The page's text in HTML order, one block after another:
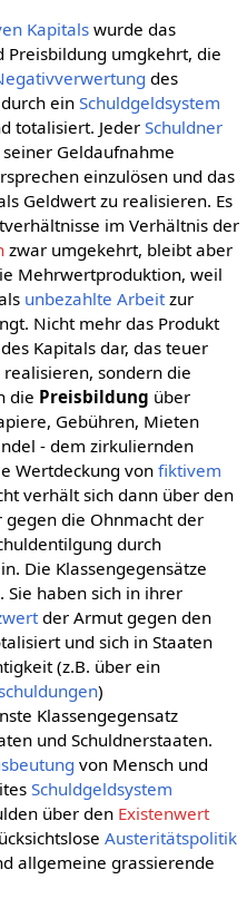
Kapitalswurde das
Preisbildung umgkehrt, die
des
ein Schuldgeldsystem
totalisiert. JederSchuldner
Geldaufnahme
einzulösen und das
Geldwert zu realisieren. Es
im Verhältnis der
zwar umgekehrt, bleibt aber
Mehrwertproduktion, weil
unbezahlte Arbeitzur
Nicht mehr das Produkt
Kapitals dar, das teuer
sondern die
die Preisbildung über
Gebühren, Mieten
- dem zirkuliernden
Wertdeckung von fiktivem
verhält sich dann über den
die Ohnmacht der
durch
Die Klassengegensätze
haben sich in ihrer
der Armut gegen den
und sich in Staaten
(z.B. über ein
)
Klassengegensatz
und Schuldnerstaaten.
von Mensch und
Schuldgeldsystem
über den Existenwert
Austeritätspolitik
allgemeine grassierende